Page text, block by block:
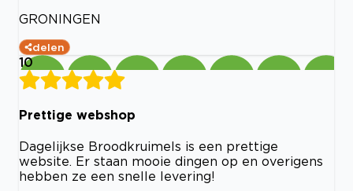
GRONINGEN
delen
10
Prettige webshop
Dagelijkse Broodkruimels is een prettige
website. Er staan mooie dingen op en overigens
hebben ze een snelle levering!